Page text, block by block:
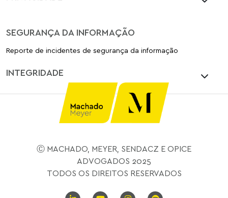
SEGURANÇA DA INFORMAÇÃO
Reporte de incidentes de segurança da informação
INTEGRIDADE
Ⓒ MACHADO, MEYER, SENDACZ E OPICE
ADVOGADOS 2025
TODOS OS DIREITOS RESERVADOS